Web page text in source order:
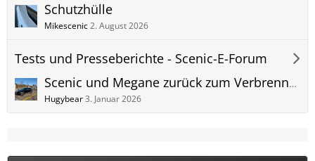
Schutzhülle
Mikescenic2. August 2026
Tests und Presseberichte - Scenic-E-Forum
Scenic und Megane zurück zum Verbrennermotor?😱
Hugybear3. Januar 2026